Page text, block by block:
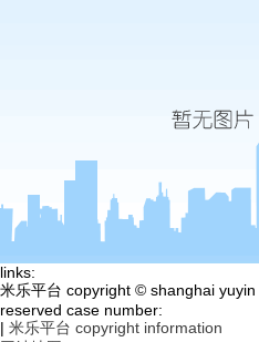
links:
米乐平台 copyright © shanghai
reserved case number:
| 米乐平台 copyright information